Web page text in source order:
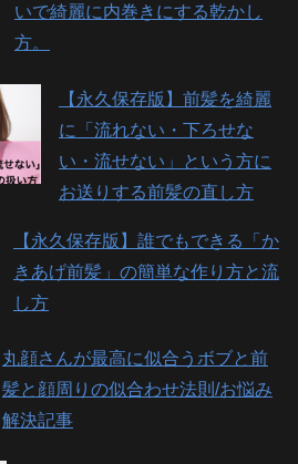
いで綺麗に内巻きにする乾かし
方。
【永久保存版】前髪を綺麗
に「流れない・下ろせな
い・流せない」という方に
お送りする前髪の直し方
【永久保存版】誰でもできる「か
きあげ前髪」の簡単な作り方と流
し方
丸顔さんが最高に似合うボブと前
髪と顔周りの似合わせ法則/お悩み
解決記事